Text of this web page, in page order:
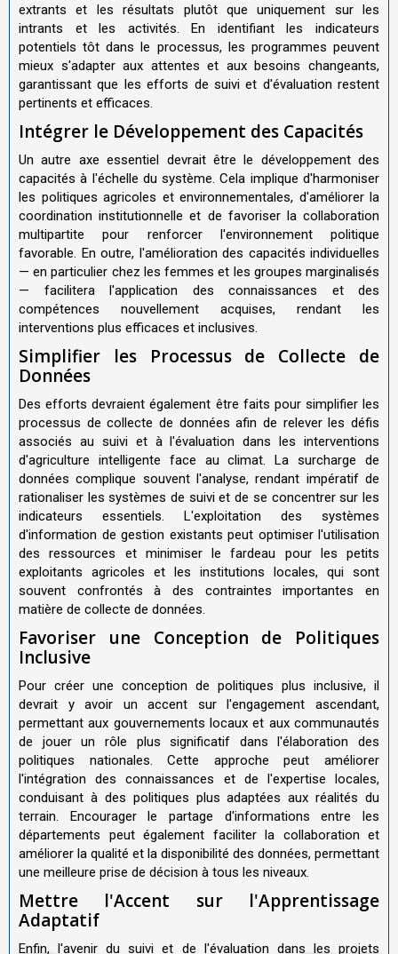
extrants et les résultats plutôt que uniquement sur les
intrants et les activités. En identifiant les indicateurs
potentiels tôt dans le processus, les programmes peuvent
mieux s'adapter aux attentes et aux besoins changeants,
garantissant que les efforts de suivi et d'évaluation restent
pertinents et efficaces.
Intégrer le Développement des Capacités
Un autre axe essentiel devrait être le développement des
capacités à l'échelle du système. Cela implique d'harmoniser
les politiques agricoles et environnementales, d'améliorer la
coordination institutionnelle et de favoriser la collaboration
multipartite pour renforcer l'environnement politique
favorable. En outre, l'amélioration des capacités individuelles
— en particulier chez les femmes et les groupes marginalisés
— facilitera l'application des connaissances et des
compétences nouvellement acquises, rendant les
interventions plus efficaces et inclusives.
Simplifier les Processus de Collecte de
Données
Des efforts devraient également être faits pour simplifier les
processus de collecte de données afin de relever les défis
associés au suivi et à l'évaluation dans les interventions
d'agriculture intelligente face au climat. La surcharge de
données complique souvent l'analyse, rendant impératif de
rationaliser les systèmes de suivi et de se concentrer sur les
indicateurs essentiels. L'exploitation des systèmes
d'information de gestion existants peut optimiser l'utilisation
des ressources et minimiser le fardeau pour les petits
exploitants agricoles et les institutions locales, qui sont
souvent confrontés à des contraintes importantes en
matière de collecte de données.
Favoriser une Conception de Politiques
Inclusive
Pour créer une conception de politiques plus inclusive, il
devrait y avoir un accent sur l'engagement ascendant,
permettant aux gouvernements locaux et aux communautés
de jouer un rôle plus significatif dans l'élaboration des
politiques nationales. Cette approche peut améliorer
l'intégration des connaissances et de l'expertise locales,
conduisant à des politiques plus adaptées aux réalités du
terrain. Encourager le partage d'informations entre les
départements peut également faciliter la collaboration et
améliorer la qualité et la disponibilité des données, permettant
une meilleure prise de décision à tous les niveaux.
Mettre l'Accent sur l'Apprentissage
Adaptatif
Enfin, l'avenir du suivi et de l'évaluation dans les projets